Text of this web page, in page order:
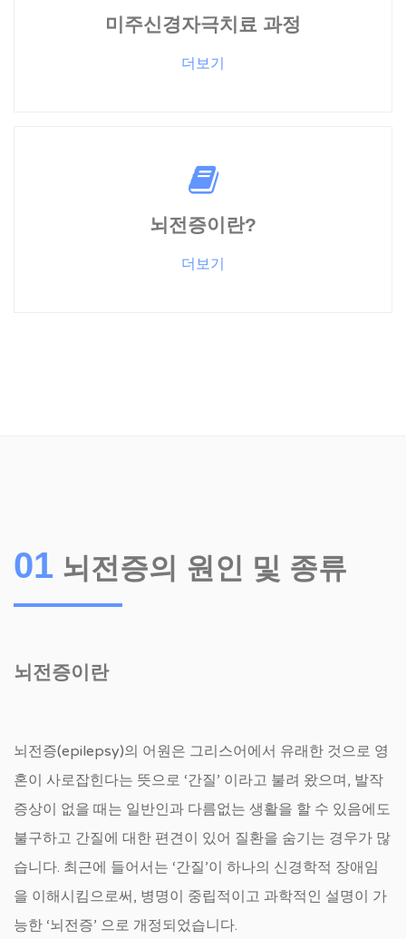
미주신경자극치료 과정
더보기
뇌전증이란?
더보기
01 뇌전증의 원인 및 종류
뇌전증이란
뇌전증(epilepsy)의 어원은 그리스어에서 유래한 것으로 영
혼이 사로잡힌다는 뜻으로 ‘간질’ 이라고 불려 왔으며, 발작
증상이 없을 때는 일반인과 다름없는 생활을 할 수 있음에도
불구하고 간질에 대한 편견이 있어 질환을 숨기는 경우가 많
습니다. 최근에 들어서는 ‘간질’이 하나의 신경학적 장애임
을 이해시킴으로써, 병명이 중립적이고 과학적인 설명이 가
능한 ‘뇌전증’ 으로 개정되었습니다.